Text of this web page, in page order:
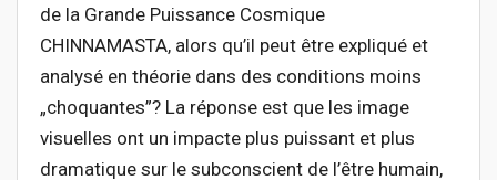
de la Grande Puissance Cosmique
CHINNAMASTA, alors qu’il peut être expliqué et
analysé en théorie dans des conditions moins
„choquantes”? La réponse est que les image
visuelles ont un impacte plus puissant et plus
dramatique sur le subconscient de l’être humain,